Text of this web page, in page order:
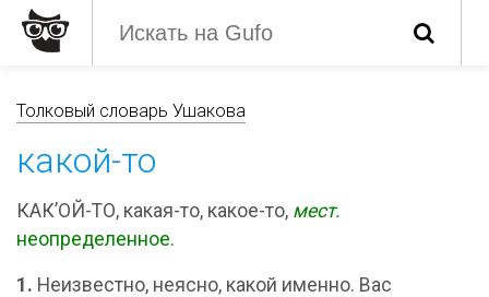
Толковый словарь Ушакова
какой-то
КАК’ОЙ-ТО, какая-то, какое-то, мест.
неопределенное.
1. Неизвестно, неясно, какой именно. Вас